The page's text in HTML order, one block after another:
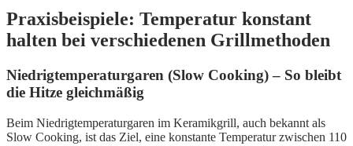
Praxisbeispiele: Temperatur konstant
halten bei verschiedenen Grillmethoden
Niedrigtemperaturgaren (Slow Cooking) – So bleibt
die Hitze gleichmäßig
Beim Niedrigtemperaturgaren im Keramikgrill, auch bekannt als
Slow Cooking, ist das Ziel, eine konstante Temperatur zwischen 110